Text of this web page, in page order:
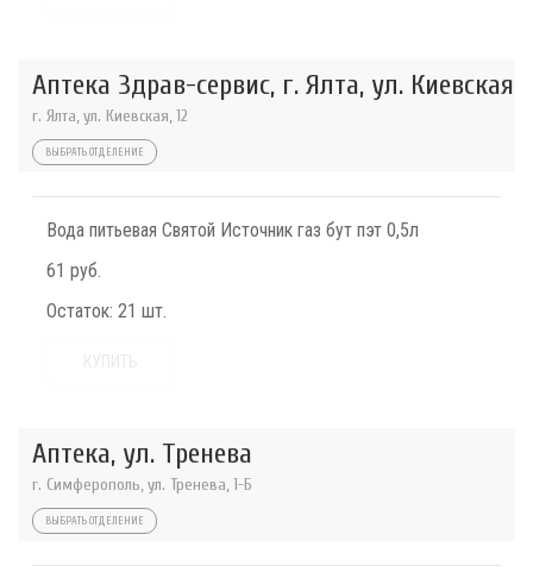
Аптека Здрав-сервис, г. Ялта, ул. Киевская
г. Ялта, ул. Киевская, 12
ВЫБРАТЬ ОТДЕЛЕНИЕ
Вода питьевая Святой Источник газ бут пэт 0,5л
61 руб.
Остаток: 21 шт.
Аптека, ул. Тренева
г. Симферополь, ул. Тренева, 1-Б
ВЫБРАТЬ ОТДЕЛЕНИЕ